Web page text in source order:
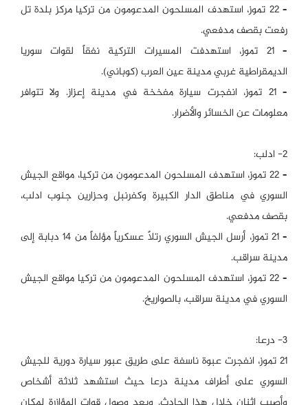
– 22 تموز، استهدف المسلحون المدعومون من تركيا مركز بلدة تل
رفعت بقصف مدفعي.
– 21 تموز، استهدفت المسيرات التركية نفقاً لقوات سوريا
الديمقراطية غربي مدينة عين العرب (كوباني).
– 21 تموز، انفجرت سيارة مفخخة في مدينة إعزاز. ولا تتوافر
معلومات عن الخسائر والأضرار.
2- ادلب:
– 22 تموز، استهدف المسلحون المدعومون من تركيا، مواقع الجيش
السوري في مناطق الدار الكبيرة وكفرنبل وحزارين جنوب ادلب،
بقصف مدفعي.
– 21 تموز، أرسل الجيش السوري رتلاً عسكرياً مؤلفاً من 14 دبابة إلى
مدينة سراقب.
– 22 تموز، استهدف المسلحون المدعومون من تركيا مواقع الجيش
السوري في مدينة سراقب، بالصواريخ.
3- درعا:
21 تموز، انفجرت عبوة ناسفة على طريق عبور سيارة دورية للجيش
السوري على أطراف مدينة درعا حيث استشهد ثلاثة أشخاص